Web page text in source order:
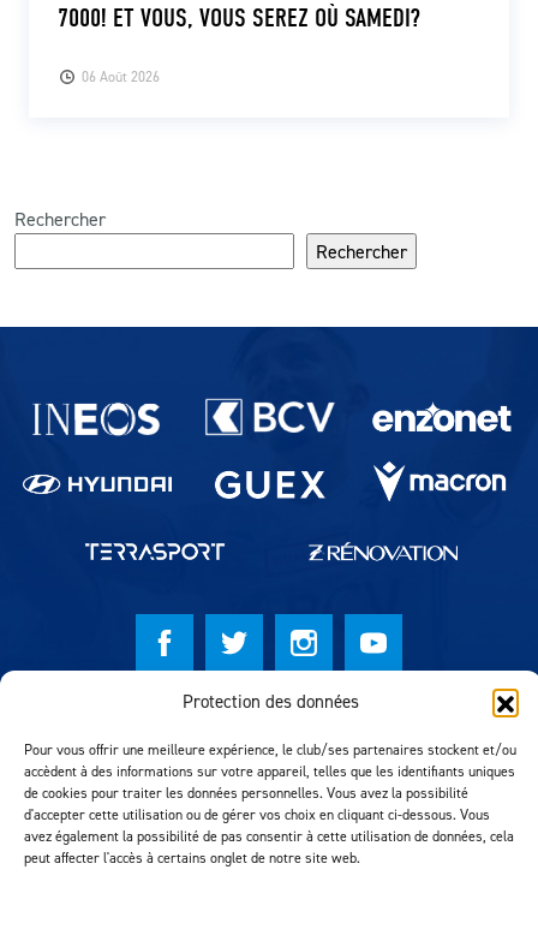
Protection des données
Pour vous offrir une meilleure expérience, le club/ses partenaires stockent et/ou
accèdent à des informations sur votre appareil, telles que les identifiants uniques
de cookies pour traiter les données personnelles. Vous avez la possibilité
d'accepter cette utilisation ou de gérer vos choix en cliquant ci-dessous. Vous
avez également la possibilité de pas consentir à cette utilisation de données, cela
peut affecter l'accès à certains onglet de notre site web.
06 Août 2026
7000! ET VOUS, VOUS SEREZ OÙ SAMEDI?
Rechercher
Rechercher
Partenaires du lausanne-Sport
© Lausanne Sport Football Club 2026
Réalisation MTM Agency